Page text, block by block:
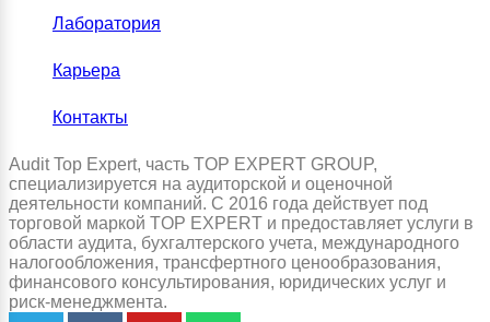
Лаборатория
Карьера
Контакты
Audit Top Expert, часть TOP EXPERT GROUP,
специализируется на аудиторской и оценочной
деятельности компаний. С 2016 года действует под
торговой маркой TOP EXPERT и предоставляет услуги в
области аудита, бухгалтерского учета, международного
налогообложения, трансфертного ценообразования,
финансового консультирования, юридических услуг и
риск-менеджмента.